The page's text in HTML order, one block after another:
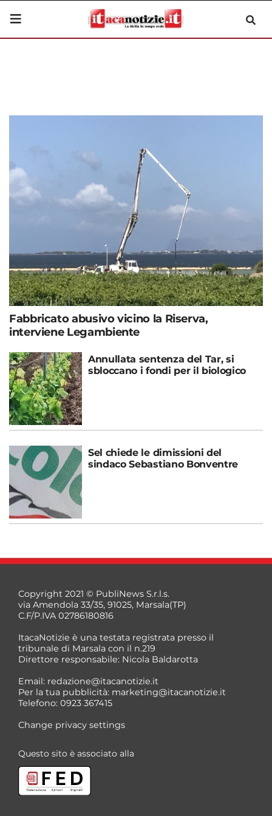
Fabbricato abusivo vicino la Riserva,
interviene Legambiente
Annullata sentenza del Tar, si
sbloccano i fondi per il biologico
Sel chiede le dimissioni del
sindaco Sebastiano Bonventre
Copyright 2021 © PubliNews S.r.l.s.
via Amendola 33/35, 91025, Marsala(TP)
C.F/P.IVA 02786180816
ItacaNotizie è una testata registrata presso il
tribunale di Marsala con il n.219
Direttore responsabile: Nicola Baldarotta
Email: redazione@itacanotizie.it
Per la tua pubblicità: marketing@itacanotizie.it
Telefono: 0923 367415
Change privacy settings
Questo sito è associato alla